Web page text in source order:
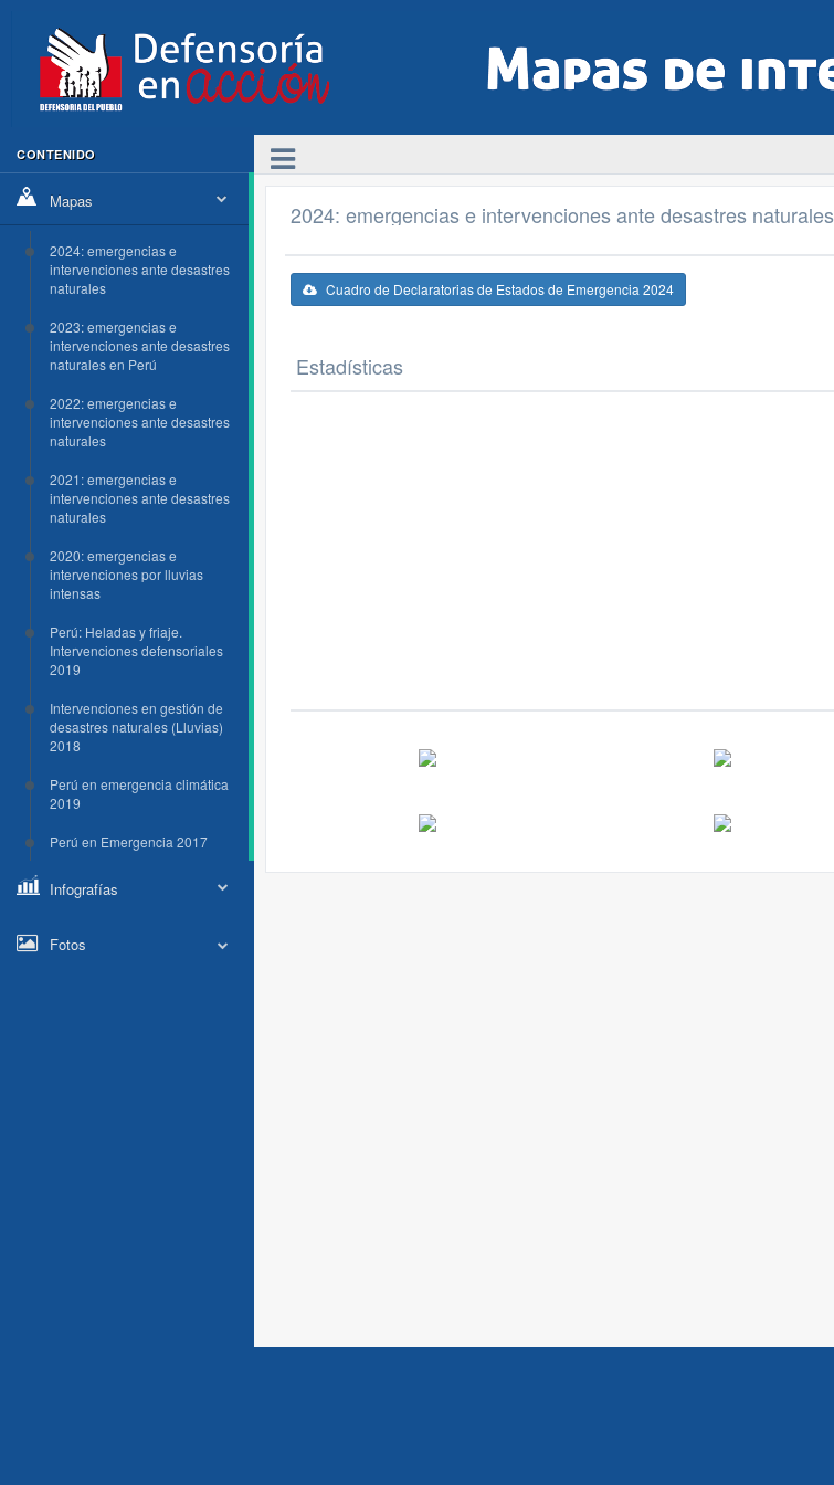
CONTENIDO
Mapas
2024: emergencias e
intervenciones ante desastres
naturales
2023: emergencias e
intervenciones ante desastres
naturales en Perú
2022: emergencias e
intervenciones ante desastres
naturales
2021: emergencias e
intervenciones ante desastres
naturales
2020: emergencias e
intervenciones por lluvias
intensas
Perú: Heladas y friaje.
Intervenciones defensoriales
2019
Intervenciones en gestión de
desastres naturales (Lluvias)
2018
Perú en emergencia climática
2019
Perú en Emergencia 2017
Infografías
Fotos
2024: emergencias e intervenciones ante desastres naturales
Cuadro de Declaratorias de Estados de Emergencia 2024
Estadísticas